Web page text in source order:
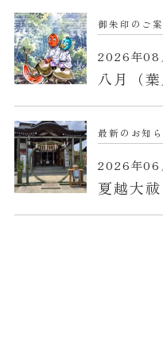
御朱印のご
2026年08
八月（
最新のお知
2026年06
夏越大